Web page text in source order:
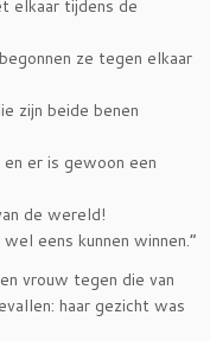
elkaar tijdens de
ze tegen elkaar
zijn beide benen
er is gewoon een
de wereld!
eens kunnen winnen.”
vrouw tegen die van
haar gezicht was